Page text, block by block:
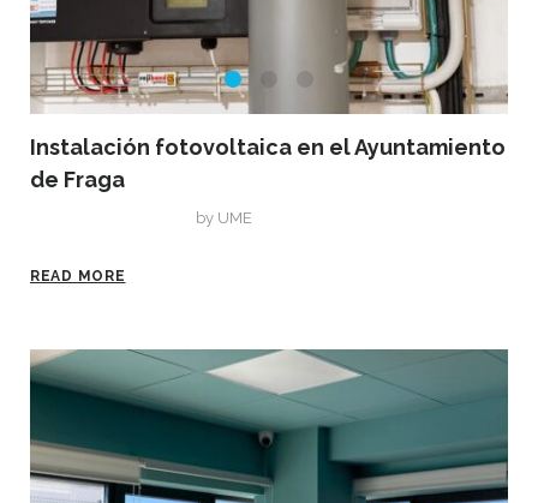
Instalación fotovoltaica en el Ayuntamiento
de Fraga
by UME
READ MORE